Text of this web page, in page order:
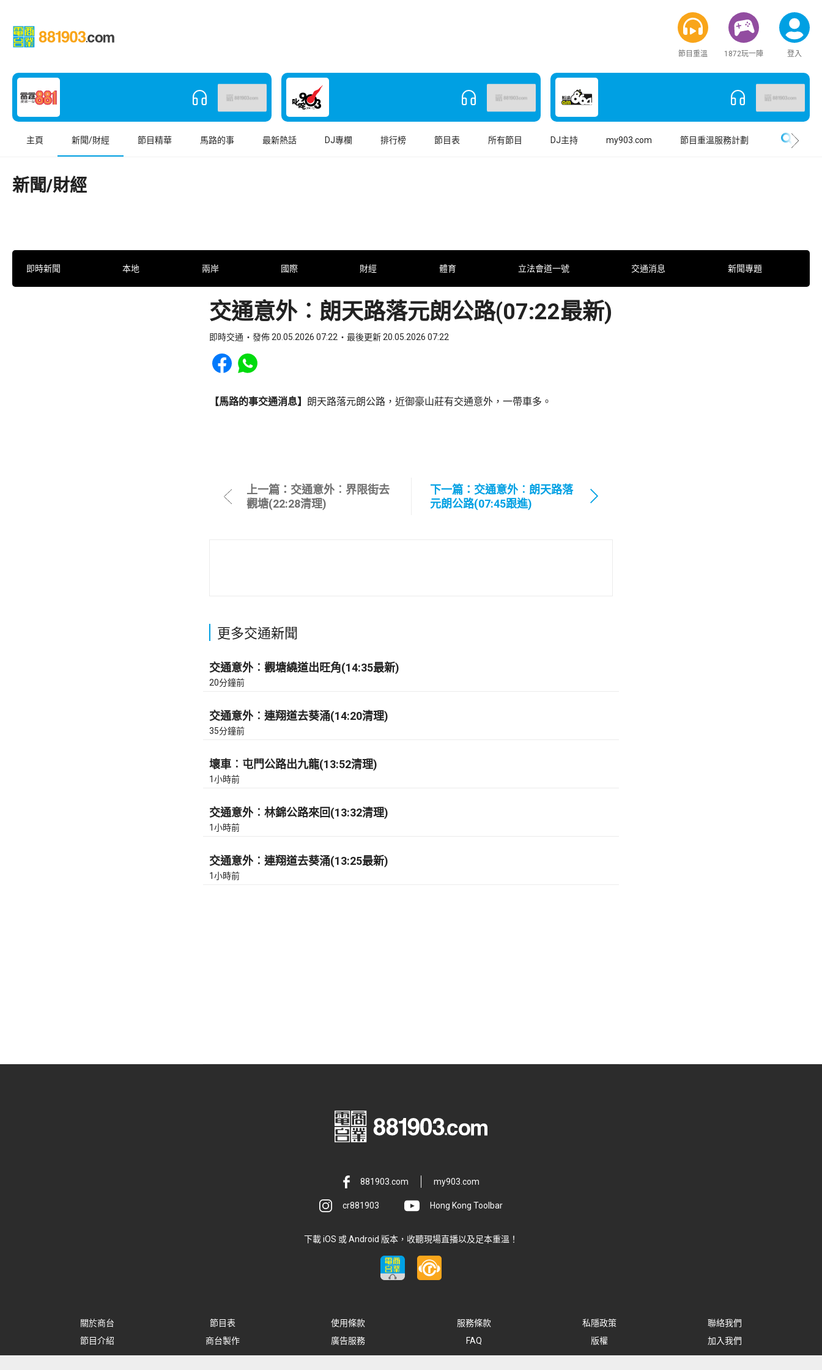
節目重溫 1872玩一陣 登入
主頁 新聞/財經 節目精華 馬路的事 最新熱話 DJ專欄 排行榜 節目表 所有節目 DJ主持 my903.com 節目重溫服務計劃
新聞/財經
即時新聞 本地 兩岸 國際 財經 體育 立法會道一號 交通消息 新聞專題
交通意外︰朗天路落元朗公路(07:22最新)
即時交通 發佈 20.05.2026 07:22 最後更新 20.05.2026 07:22
Share to Facebook
Share to WhatsApp
【馬路的事交通消息】 朗天路落元朗公路，近御豪山莊有交通意外，一帶車多。
上一篇：交通意外︰界限街去
觀塘(22:28清理)
下一篇：交通意外︰朗天路落
元朗公路(07:45跟進)
更多交通新聞
交通意外︰觀塘繞道出旺角(14:35最新)
20分鐘前
交通意外︰連翔道去葵涌(14:20清理)
35分鐘前
壞車︰屯門公路出九龍(13:52清理)
1小時前
交通意外︰林錦公路來回(13:32清理)
1小時前
交通意外︰連翔道去葵涌(13:25最新)
1小時前
881903.com my903.com
cr881903 Hong Kong Toolbar
下載 iOS 或 Android 版本，收聽現場直播以及足本重溫！
關於商台 節目表 使用條款 服務條款 私隱政策
聯絡我們
節目介紹
商台製作 廣告服務 FAQ 版權 加入我們